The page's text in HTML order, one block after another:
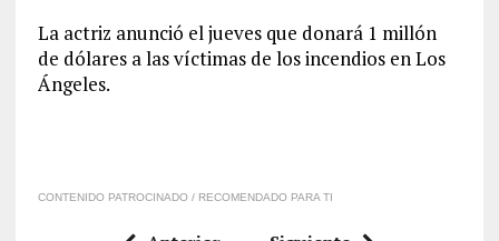
La actriz anunció el jueves que donará 1 millón
de dólares a las víctimas de los incendios en Los
Ángeles.
CONTENIDO PATROCINADO / RECOMENDADO PARA TI